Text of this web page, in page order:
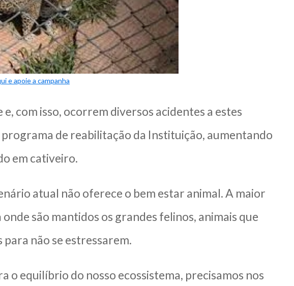
e apoie a campanha
com isso, ocorrem diversos acidentes a estes
de reabilitação da Instituição, aumentando
em cativeiro.
atual não oferece o bem estar animal. A maior
são mantidos os grandes felinos, animais que
não se estressarem.
o equilíbrio do nosso ecossistema, precisamos nos